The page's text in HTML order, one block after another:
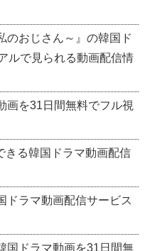
のおじさん～』の韓国ド
ルで見られる動画配信情
画を31日間無料でフル視
きる韓国ドラマ動画配信
ドラマ動画配信サービス
国ドラマ動画を31日間無